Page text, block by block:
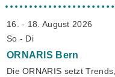
16. - 18. August 2026
So - Di
ORNARIS Bern
Die ORNARIS setzt